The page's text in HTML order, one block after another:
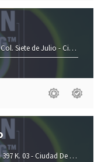
Siete de Julio -Ciudad De México-
K. 03 -Ciudad De México-